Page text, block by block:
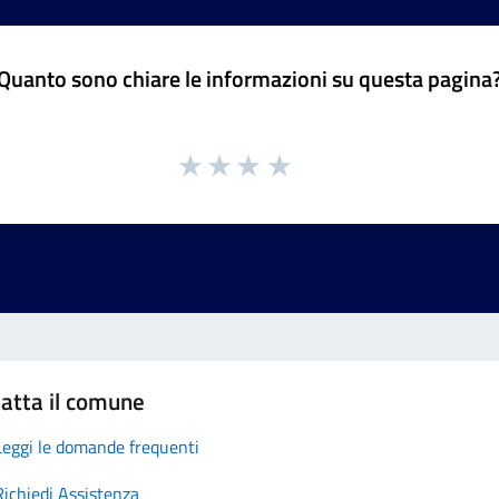
sono chiare le informazioni su questa
il comune
le domande frequenti
Assistenza